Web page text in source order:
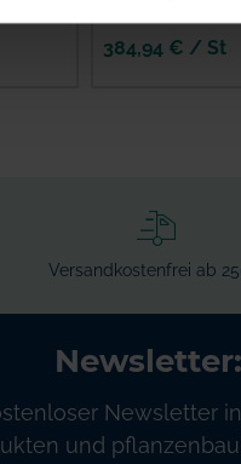
384,94 € / St
Versandkostenfrei ab
Newsletter
und